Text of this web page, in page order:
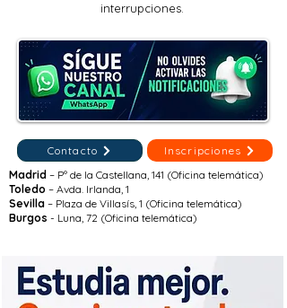
interrupciones.
Contacto
Inscripciones
Madrid – Pº de la Castellana, 141 (Oficina telemática)
Toledo – Avda. Irlanda, 1
Sevilla – Plaza de Villasís, 1 (Oficina telemática)
Burgos - Luna, 72 (Oficina telemática)